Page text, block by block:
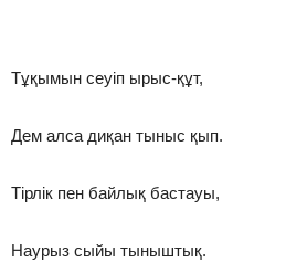
Тұқымын сеуіп ырыс-құт,
Дем алса диқан тыныс қып.
Тірлік пен байлық бастауы,
Наурыз сыйы тыныштық.